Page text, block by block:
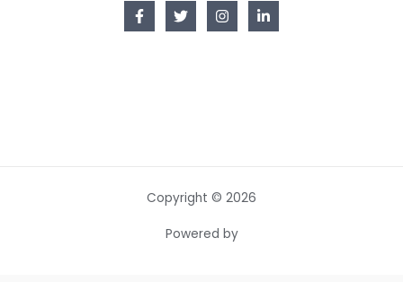
Copyright © 2026
Powered by